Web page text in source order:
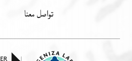
تواصل معنا